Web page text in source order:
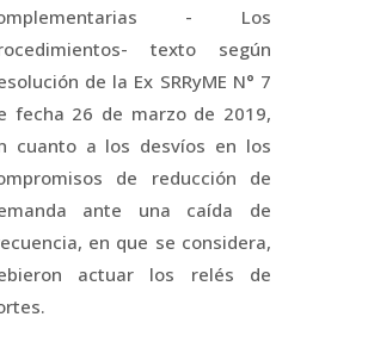
- Los
texto según
de la Ex SRRyME N° 7
fecha 26 de marzo de 2019,
cuanto a los desvíos en los
de reducción de
ante una caída de
en que se considera,
actuar los relés de